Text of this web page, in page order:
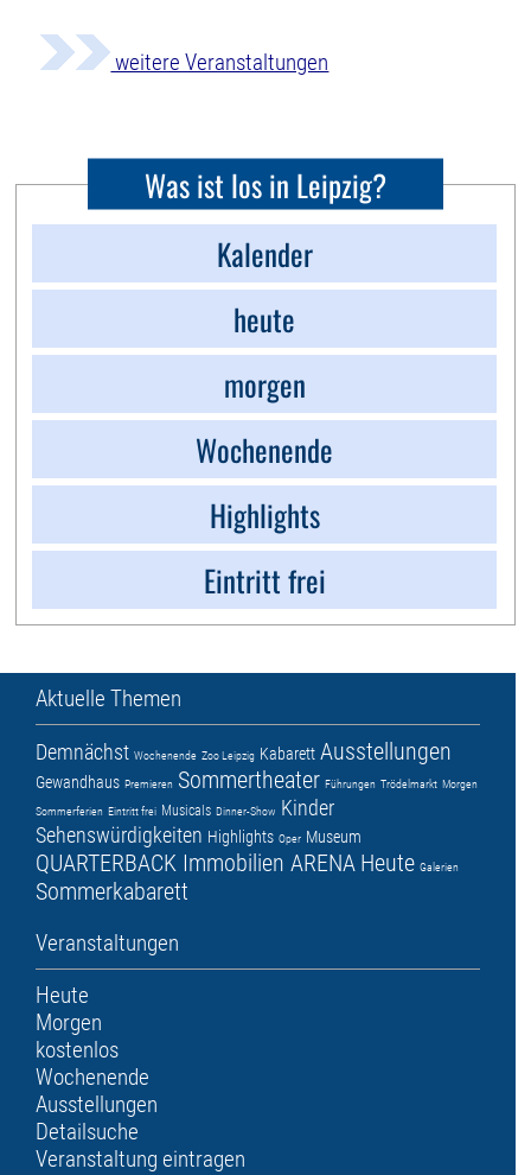
weitere Veranstaltungen
Was ist los in Leipzig?
Kalender
heute
morgen
Wochenende
Highlights
Eintritt frei
Aktuelle Themen
Demnächst Wochenende Zoo Leipzig Kabarett Ausstellungen
Gewandhaus Premieren Sommertheater Führungen Trödelmarkt Morgen
Sommerferien Eintritt frei Musicals Dinner-Show Kinder
Sehenswürdigkeiten Highlights Oper Museum
QUARTERBACK Immobilien ARENA Heute Galerien
Sommerkabarett
Veranstaltungen
Heute
Morgen
kostenlos
Wochenende
Ausstellungen
Detailsuche
Veranstaltung eintragen